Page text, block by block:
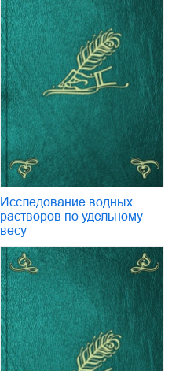
Исследование водных
растворов по удельному
весу